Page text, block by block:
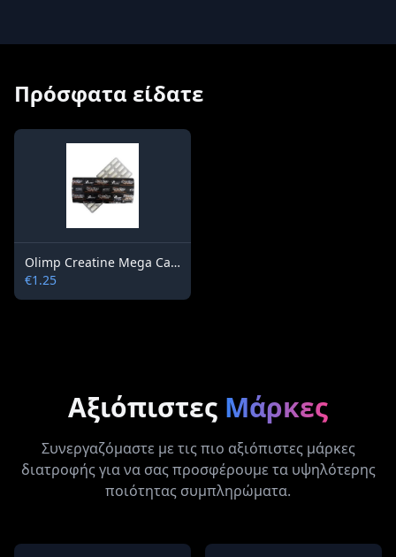
Πρόσφατα είδατε
Olimp Creatine Mega Caps 1250 mg / 15 capsules
€1.25
Αξιόπιστες Μάρκες
Συνεργαζόμαστε με τις πιο αξιόπιστες μάρκες
διατροφής για να σας προσφέρουμε τα υψηλότερης
ποιότητας συμπληρώματα.